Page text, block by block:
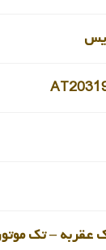
عقربه – تک